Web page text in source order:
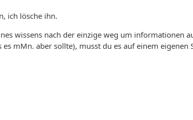
ich lösche ihn.
wissens nach der einzige weg um informationen
es mMn. aber sollte), musst du es auf einem eigenen